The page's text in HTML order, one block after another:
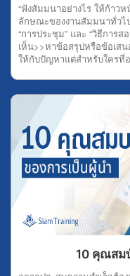
เองการมีเวลาว่างเพื่อคิดอะ
ต่อการคิดทบทวนเรื่องต่างๆ
แตกฉานได้โดยง่าย ดังนั้น ล
หาความก้าวหน้าดู แล้วคุณจ
แน่นอน 8.อ่านให้เยอะการอ่
ตำรา หรือแหล่งความรู้ทั่ว
สามารถคิดและวิเคราะห์คว
ลองผิดลองถูกมากมาย เพีย
เพียงพอ 9.หาตัวช่วยตัวช่ว
ไตร่ตรอง เพราะบางทีคว
ที่สุด จึงต้องมีตัวช่วยอย่างยิ่
นั่นเอง 10.ดูแล้ววิเคราะห์ก
เกิดกลไก และมีการทำงา
รู้จากการวิเคราะห์นี้ไปต่อย
สำคัญอย่างยิ่งสำหรับคนที่ต้อ
งาน หรือการดำรงชีวิตของต
“ฟังสัมมนาอย่างไร ให้ก้าวห
ลักษณะของงานสัมมนาทั่วไ
“การประชุม” และ “วิธีการ
เห็น>>หาข้อสรุปหรือข้อเสน
ให้กับปัญหาแต่สำหรับใครที่
ความรู้ และก้าวหน้าได้อย่า
จุดมุ่งหมายของการฟังมี 3
เพื่อความรู้ , ฟังเพื่อให้ได้ค
ที่เข้าสัมมนาแล้วมีจุดมุ่งหม
ความรู้ และตักตวงความรู้จ
ดี ก็ใช้วิธีจดบันทึก เพื่อเก็บ
คุณมีความพร้อม ต้องมีควา
ความพร้อมทางสติปัญญา
ร่างกายเป็นปกติ ไม่เหนื่อย
เพื่อให้เวลาฟังสัมมนาจะได้
เอง 3.ฟังโดยมีสมาธิสมา
การฟังโดยมีสมาธิ หมายถึ
ไม่ปล่อยจิตใจให้เลื่อนลอ
กลายเป็นศูนย์อย่างแน่นอน
ความกระตือรือร้น มักจะเ
10 คุณสม